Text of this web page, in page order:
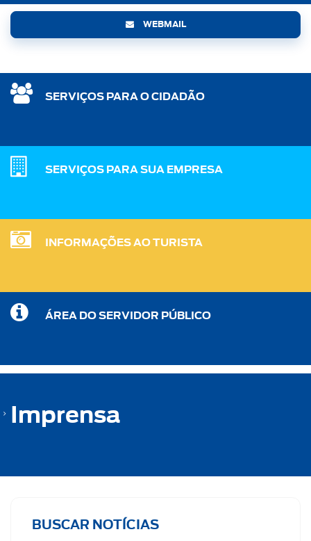
WEBMAIL
SERVIÇOS PARA O CIDADÃO
SERVIÇOS PARA SUA EMPRESA
INFORMAÇÕES AO TURISTA
ÁREA DO SERVIDOR PÚBLICO
Imprensa
BUSCAR NOTÍCIAS